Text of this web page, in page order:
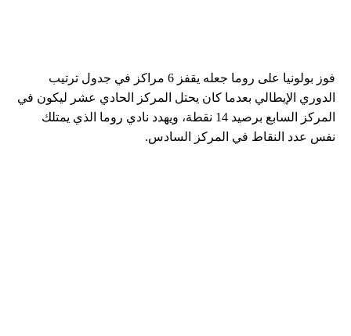
فوز بولونيا على روما جعله يقفز 6 مراكز في جدول ترتيب
الدوري الإيطالي بعدما كان يحتل المركز الحادي عشر ليكون في
المركز السابع برصيد 14 نقطة، ويهدد نادي روما الذي يمتلك
نفس عدد النقاط في المركز السادس.